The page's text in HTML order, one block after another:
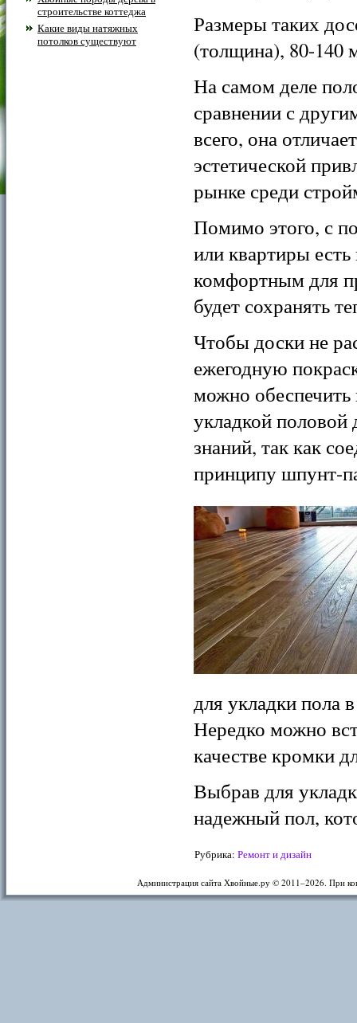
строительстве коттеджа
Какие виды натяжных
потолков существуют
Размеры таких
(толщина), 80-140
На самом деле
сравнении с
всего, она
эстетической
рынке среди
Помимо этого, с
или квартиры
комфортным для
будет сохранять
Чтобы доски не
ежегодную
можно
укладкой половой
знаний, так как
принципу шпунт-
для укладки пола
Нередко можно
качестве кромки
Выбрав для
надежный пол,
Рубрика: Ремонт и дизайн
Администрация сайта Хвойные.ру © 2011–2026. При